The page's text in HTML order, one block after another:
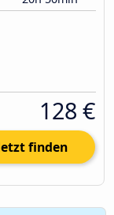
128 €
finden